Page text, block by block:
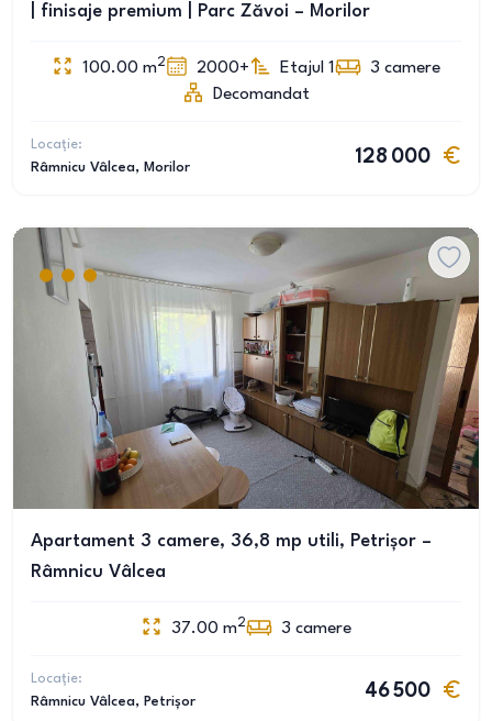
| finisaje premium | Parc Zăvoi – Morilor
100.00 m2 2000+ Etajul 1 3 camere
Decomandat
Locație:
Râmnicu Vâlcea, Morilor
128 000
Apartament 3 camere, 36,8 mp utili, Petrișor –
Râmnicu Vâlcea
37.00 m2 3 camere
Locație:
Râmnicu Vâlcea, Petrișor
46 500